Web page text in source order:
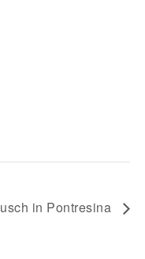
in Pontresina